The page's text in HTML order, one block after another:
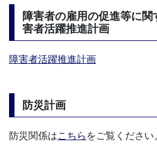
障害者の雇用の促進等に
害者活躍推進計画
障害者活躍推進計画
防災計画
防災関係はこちら をご覧ください。